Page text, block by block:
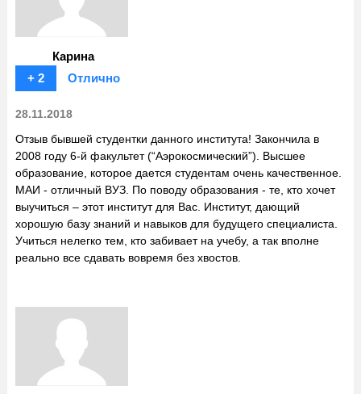
Карина
+ 2
Отлично
28.11.2018
Отзыв бывшей студентки данного института! Закончила в
2008 году 6-й факультет (“Аэрокосмический”). Высшее
образование, которое дается студентам очень качественное.
МАИ - отличный ВУЗ. По поводу образования - те, кто хочет
выучиться – этот институт для Вас. Институт, дающий
хорошую базу знаний и навыков для будущего специалиста.
Учиться нелегко тем, кто забивает на учебу, а так вполне
реально все сдавать вовремя без хвостов.